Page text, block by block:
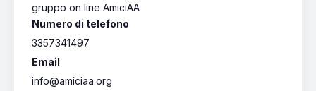
gruppo on line AmiciAA
Numero di telefono
3357341497
Email
info@amiciaa.org